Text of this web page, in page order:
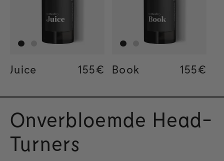
Juice Regular price
155€
Regular price
155€
Regular price
34€ Book 155€
155€
34€
Onverbloemde Head-
Turners